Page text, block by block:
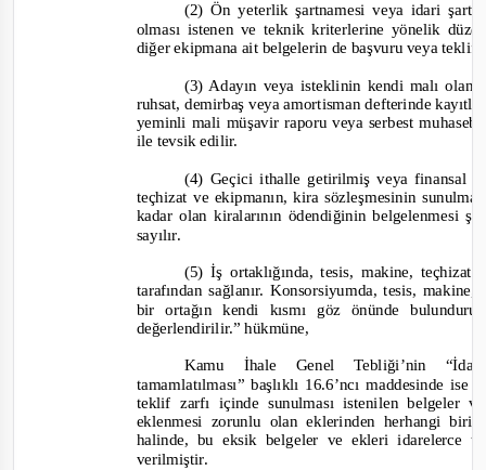
(2) Ön yeterlik şartnamesi veya idari
olması istenen ve teknik kriterlerine yönelik
diğer ekipmana ait belgelerin de başvuru veya teklif
(3) Adayın veya isteklinin kendi malı
ruhsat, demirbaş veya amortisman defterinde
yeminli mali müşavir raporu veya serbest
ile tevsik edilir.
(4) Geçici ithalle getirilmiş veya finansal
teçhizat ve ekipmanın, kira sözleşmesinin
kadar olan kiralarının ödendiğinin belgelenmesi
sayılır.
(5) İş ortaklığında, tesis, makine,
tarafından sağlanır. Konsorsiyumda, tesis,
bir ortağın kendi kısmı göz önünde
değerlendirilir.”hükmüne,
Kamu İhale Genel Tebliği’nin
tamamlatılması” başlıklı 16.6’ncı maddesinde ise “
teklif zarfı içinde sunulması istenilen
eklenmesi zorunlu olan eklerinden herhangi
halinde, bu eksik belgeler ve ekleri idarelerce
verilmiştir.